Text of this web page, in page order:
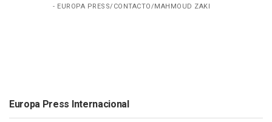
- EUROPA PRESS/CONTACTO/MAHMOUD ZAKI
Europa Press Internacional